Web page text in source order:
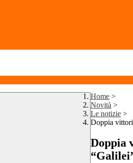
Home >
Novità >
Le notizie >
Doppia
Doppia